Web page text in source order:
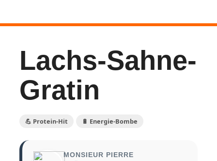
Lachs-Sahne-
Gratin
💪 Protein-Hit 🔋 Energie-Bombe
MONSIEUR PIERRE